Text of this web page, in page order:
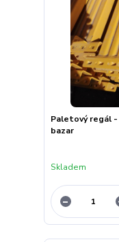
Paletový regál -
bazar
Skladem